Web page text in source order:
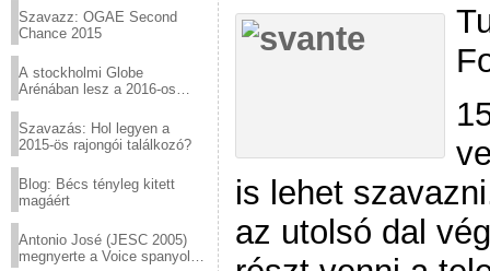
Szavazz: OGAE Second
Chance 2015
A stockholmi Globe
Arénában lesz a 2016-os
Szavazás: Hol legyen a
2015-ös rajongói találkozó?
Blog: Bécs tényleg kitett
magáért
Antonio José (JESC 2005)
megnyerte a Voice spanyol
is lehet
az utolsó dal